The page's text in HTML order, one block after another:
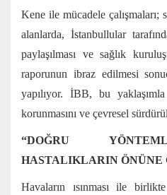
Kene ile mücadele
alanlarda, İstanbullular
paylaşılması ve sağlık
raporunun ibraz edilmesi
yapılıyor. İBB, bu
korunmasını ve çevresel
“DOĞRU
HASTALIKLARIN ÖNÜNE
Havaların ısınması ile